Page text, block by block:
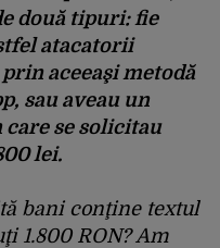
două tipuri: fie
atacatorii
aceeaşi metodă
sau aveau un
se solicitau
lei.
bani conţine textul
1.800 RON? Am